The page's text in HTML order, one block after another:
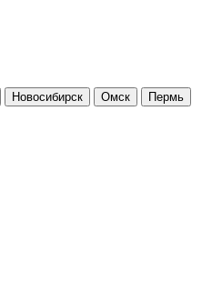
Новосибирск Омск
Пермь